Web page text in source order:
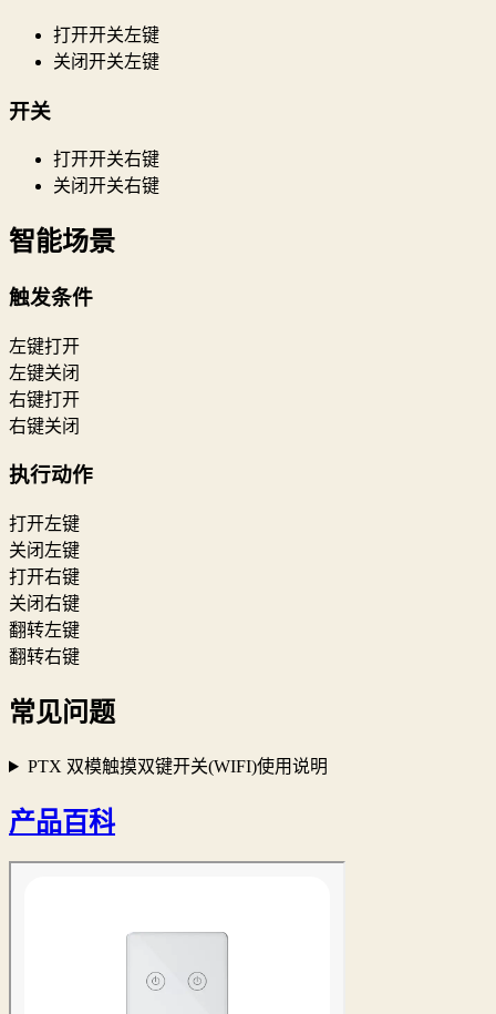
打开开关左键
关闭开关左键
开关
打开开关右键
关闭开关右键
智能场景
触发条件
左键打开
左键关闭
右键打开
右键关闭
执行动作
打开左键
关闭左键
打开右键
关闭右键
翻转左键
翻转右键
常见问题
PTX 双模触摸双键开关(WIFI)使用说明
产品百科